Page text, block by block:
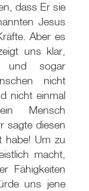
dass Er sie
Jesus
Aber es
uns klar,
und sogar
nicht
nicht einmal
Mensch
sagte diesen
habe! Um zu
macht,
Fähigkeiten
uns jene